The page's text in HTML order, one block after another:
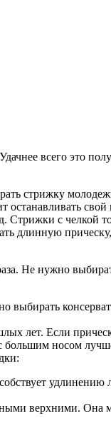
всего это
стрижку
Стрижки с челкой
прическу,
Не нужно
выбирать
лет. Если
носом
удлинению
верхними. Она